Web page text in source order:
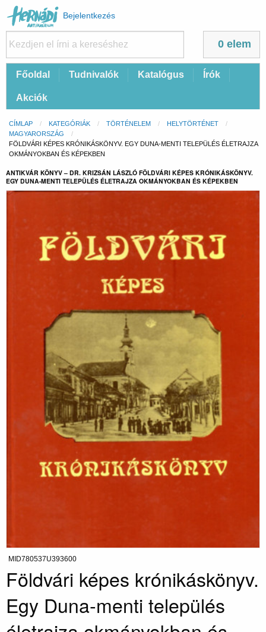
Felhasználói
fiók
menüje
Bejelentkezés
0 elem
FőFőoldal Tudnivalók Katalógus Írók
Akciók
Morzsa
CÍMLAP KATEGÓRIÁK TÖRTÉNELEM
HELYTÖRTÉNET
MAGYARORSZÁG
CURRENT:
FÖLDVÁRI KÉPES KRÓNIKÁSKÖNYV. EGY DUNA-MENTI TELEPÜLÉS ÉLETRAJZA
OKMÁNYOKBAN ÉS KÉPEKBEN
ANTIKVÁR KÖNYV – DR. KRIZSÁN LÁSZLÓ FÖLDVÁRI KÉPES KRÓNIKÁSKÖNYV.
EGY DUNA-MENTI TELEPÜLÉS ÉLETRAJZA OKMÁNYOKBAN ÉS KÉPEKBEN
MID780537U393600
Földvári képes krónikáskönyv.
Egy Duna-menti település